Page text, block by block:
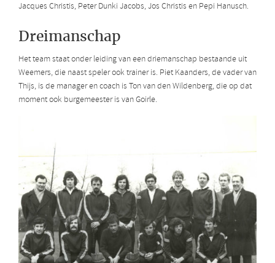
Jacques Christis, Peter Dunki Jacobs, Jos Christis en Pepi Hanusch.
Dreimanschap
Het team staat onder leiding van een driemanschap bestaande uit
Weemers, die naast speler ook trainer is. Piet Kaanders, de vader van
Thijs, is de manager en coach is Ton van den Wildenberg, die op dat
moment ook burgemeester is van Goirle.